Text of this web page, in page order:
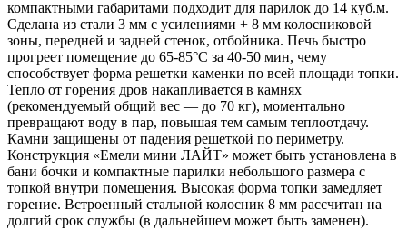
компактными габаритами подходит для парилок до 14 куб.м.
Сделана из стали 3 мм с усилениями + 8 мм колосниковой
зоны, передней и задней стенок, отбойника. Печь быстро
прогреет помещение до 65-85°С за 40-50 мин, чему
способствует форма решетки каменки по всей площади топки.
Тепло от горения дров накапливается в камнях
(рекомендуемый общий вес — до 70 кг), моментально
превращают воду в пар, повышая тем самым теплоотдачу.
Камни защищены от падения решеткой по периметру.
Конструкция «Емели мини ЛАЙТ» может быть установлена в
бани бочки и компактные парилки небольшого размера с
топкой внутри помещения. Высокая форма топки замедляет
горение. Встроенный стальной колосник 8 мм рассчитан на
долгий срок службы (в дальнейшем может быть заменен).